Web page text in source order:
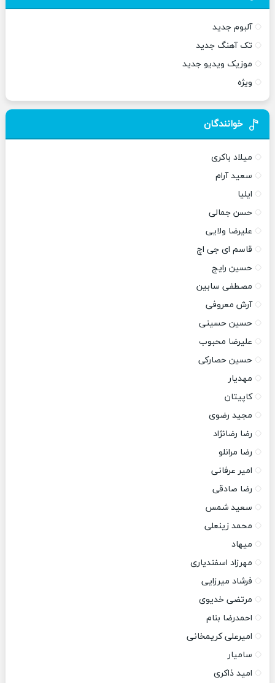
آلبوم جدید
تک آهنگ جدید
موزیک ویدیو جدید
ویژه
خوانندگان
میلاد باکری
سعید آرام
ایلیا
حسن جمالی
علیرضا ولایی
قاسم ای جی اچ
حسین رایج
مصطفی سابین
آرش معروفی
حسین حسینی
علیرضا محبوب
حسین حصارکی
مهدیار
کاپیتان
مجید رضوی
رضا رضانژاد
رضا مرانلو
امیر عرفانی
رضا صادقی
سعید شمس
محمد زینعلی
میهاد
مهرزاد اسفندیاری
فرشاد میرزایی
مرتضی خدیوی
احمدرضا بنام
امیرعلی کریمخانی
سامیار
امید ذاکری